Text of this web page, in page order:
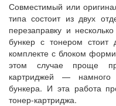
Совместимый или
типа состоит из двух
перезаправку и
бункер с тонером
комплекте с блоком
этом случае проще
картриджей — намного
бункера. И эта работа
тонер-картриджа.